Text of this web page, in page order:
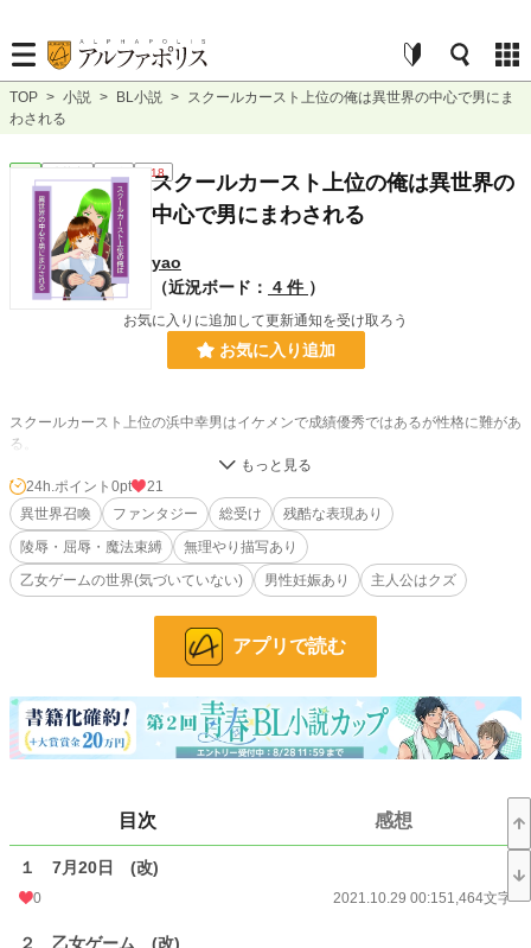
TOP > 小説 > BL小説 > スクールカースト上位の俺は異世界の中心で男にま
わされる
R18
スクールカースト上位の俺は異世界の
中心で男にまわされる
yao
（近況ボード： 4 件 ）
お気に入りに追加して更新通知を受け取ろう
お気に入り追加
スクールカースト上位の浜中幸男はイケメンで成績優秀ではあるが性格に難があ
る。
4月からイジメのターゲットにしている陰キャの坂井公彦をいつものようにから
かって遊んでいると浜中幸男の足元に魔法陣が出現して、二人を飲み込んだ。
ベ○サイユ宮殿みたいな所で目覚めると綺麗な顔の男に「魅了」の魔法をかけら
れて、その世界で待ちに待っていた『神子様』にされてる。
平和を脅かす魔物を討伐するのに必要なのは、神子様が与える『祝福の儀式』
その儀式とは12人の勇者と神子様が寝ること………。
男であるにも関わらず皇子、魔道士、騎士、平民が、今夜も浜中幸男の体を求め
注意
後半になるにつれとても残酷な話になります。
************************
R指定と思われるところには ※ を付けてあります。
多分18話あたりから始まります。
************************
24h.ポイント 0pt
21
異世界召喚
ファンタジー 総受け
残酷な表現あり
陵辱・屈辱・魔法束縛
無理やり描写あり
乙女ゲームの世界(気づいていない)
男性妊娠あり 主人公はクズ
アプリで読む
目次 感想
１ 7月20日 (改)
0 2021.10.29 00:151,464文字
２ 乙女ゲーム (改)